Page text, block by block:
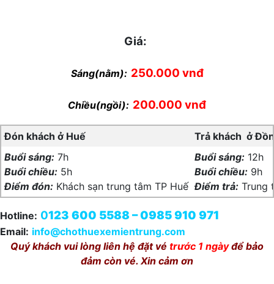
Giá:
Sáng(nằm): 250.000 vnđ
Chiều(ngồi): 200.000 vnđ
Đón khách ở Huế
Trả khách ở
Buổi sáng: 7h
Buổi chiều: 5h
Điểm đón: Khách sạn trung tâm TP Huế
Buổi sáng: 12h
Buổi chiều: 9h
Điểm trả: Trung
Hotline: 0123 600 5588 – 0985 910 971
Email: info@chothuexemientrung.com
Quý khách vui lòng liên hệ đặt vé trước 1 ngàyđể bảo
đảm còn vé. Xin cảm ơn